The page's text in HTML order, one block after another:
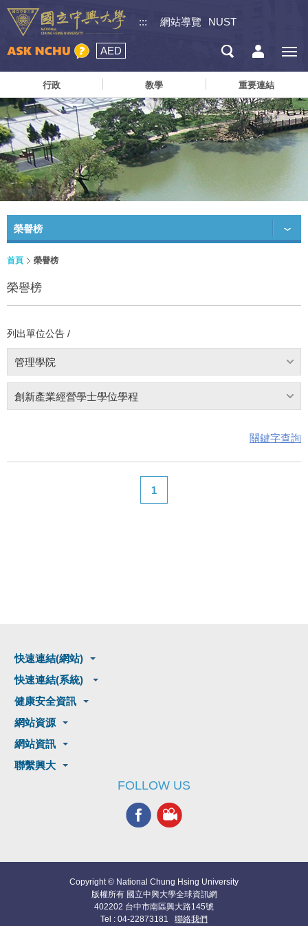
::: 網站導覽 NUST
AED
行政 教學 重要連結
榮譽榜
首頁 榮譽榜
榮譽榜
列出單位公告 /
管理學院
創新產業經營學士學位學程
關鍵字查詢
1
快速連結(網站)
快速連結(系統)
健康安全資訊
網站資源
網站資訊
聯繫興大
FOLLOW US
Copyright © National Chung Hsing University
版權所有 國立中興大學全球資訊網
402202 台中市南區興大路145號
Tel : 04-22873181 聯絡我們